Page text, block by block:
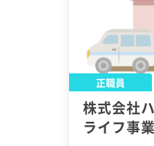
正職員
株式会社
ライフ事